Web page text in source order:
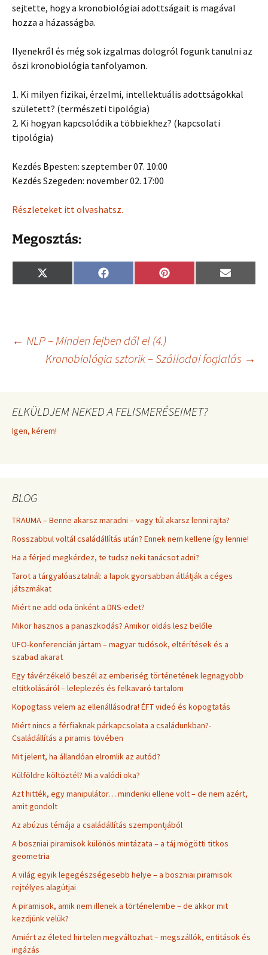
sejtette, hogy a kronobiológiai adottságait is magával
hozza a házasságba.
Ilyenekről és még sok izgalmas dologról fogunk tanulni az
őszi kronobiológia tanfolyamon.
1. Ki milyen fizikai, érzelmi, intellektuális adottságokkal
született? (természeti tipológia)
2. Ki hogyan kapcsolódik a többiekhez? (kapcsolati
tipológia)
Kezdés Bpesten: szeptember 07. 10:00
Kezdés Szegeden: november 02. 17:00
Részleteket itt olvashatsz.
Megosztás:
Share
on
X
(
e
r
)
Share
on
F
a
k
Share
on
P
i
t
Share
on
E
m
Bejegyzés
← NLP – Minden fejben dől el (4.)
Kronobiológia sztorik – Szállodai foglalás →
ELKÜLDJEM NEKED A FELISMERÉSEIMET?
Igen, kérem!
BLOG
TRAUMA – Benne akarsz maradni – vagy túl akarsz lenni rajta?
Rosszabbul voltál családállítás után? Ennek nem kellene így lennie!
Ha a férjed megkérdez, te tudsz neki tanácsot adni?
Tarot a tárgyalóasztalnál: a lapok gyorsabban átlátják a céges
játszmákat
Miért ne add oda önként a DNS-edet?
Mikor hasznos a panaszkodás? Amikor oldás lesz belőle
UFO-konferencián jártam – magyar tudósok, eltérítések és a
szabad akarat
Egy távérzékelő beszél az emberiség történetének legnagyobb
eltitkolásáról – leleplezés és felkavaró tartalom
Kopogtass velem az ellenállásodra! ÉFT videó és kopogtatás
Miért nincs a férfiaknak párkapcsolata a családunkban?-
Családállítás a piramis tövében
Mit jelent, ha állandóan elromlik az autód?
Külföldre költöztél? Mi a valódi oka?
Azt hitték, egy manipulátor… mindenki ellene volt – de nem azért,
amit gondolt
Az abúzus témája a családállítás szempontjából
A boszniai piramisok különös mintázata – a táj mögötti titkos
geometria
A világ egyik legegészségesebb helye – a boszniai piramisok
rejtélyes alagútjai
A piramisok, amik nem illenek a történelembe – de akkor mit
kezdjünk velük?
Amiért az életed hirtelen megváltozhat – megszállók, entitások és
ingázás